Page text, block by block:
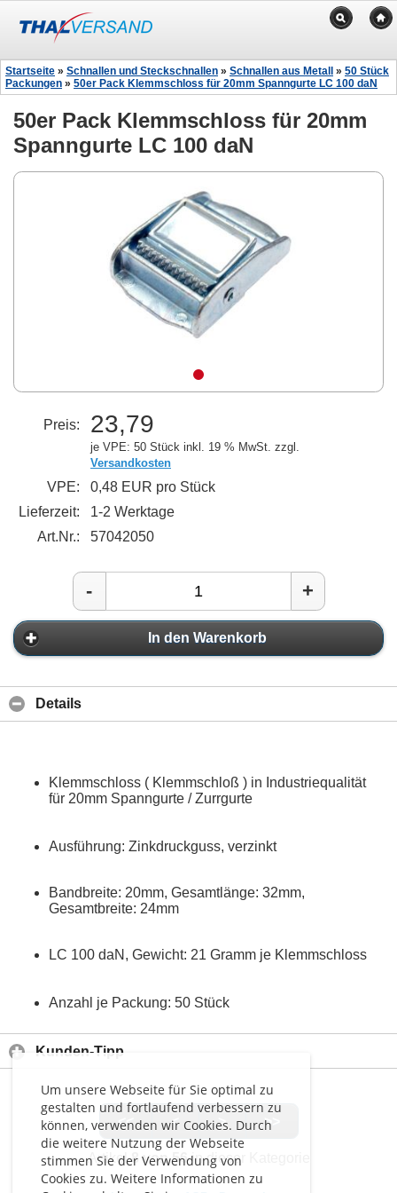
Um unsere Webseite für Sie optimal zu
gestalten und fortlaufend verbessern zu
können, verwenden wir Cookies. Durch
die weitere Nutzung der Webseite
stimmen Sie der Verwendung von
Cookies zu. Weitere Informationen zu
Startseite » Schnallen und Steckschnallen » Schnallen aus Metall » 50 Stück
Packungen » 50er Pack Klemmschloss für 20mm Spanngurte LC 100 daN
50er Pack Klemmschloss für 20mm
Spanngurte LC 100 daN
Preis: 23,79
je VPE: 50 Stück inkl. 19 % MwSt. zzgl.
Versandkosten
VPE:
0,48 EUR pro Stück
Lieferzeit:
1-2 Werktage
Art.Nr.:
57042050
- +
In den Warenkorb
Details
Klemmschloss ( Klemmschloß ) in Industriequalität
für 20mm Spanngurte / Zurrgurte
Ausführung: Zinkdruckguss, verzinkt
Bandbreite: 20mm, Gesamtlänge: 32mm,
Gesamtbreite: 24mm
LC 100 daN, Gewicht: 21 Gramm je Klemmschloss
Anzahl je Packung: 50 Stück
Kunden-Tipp
<< < > >>
Artikel8 von 56in dieser Kategorie